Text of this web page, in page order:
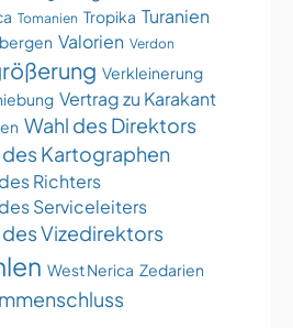
Tomanien Tropika Turanien
Valorien Verdon
Verkleinerung
Vertrag zu Karakant
Wahl des Direktors
des Kartographen
Richters
Serviceleiters
des Vizedirektors
West Nerica Zedarien